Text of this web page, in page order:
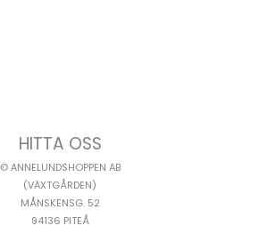
HITTA OSS
© ANNELUNDSHOPPEN AB
(VÄXTGÅRDEN)
MÅNSKENSG. 52
94136 PITEÅ